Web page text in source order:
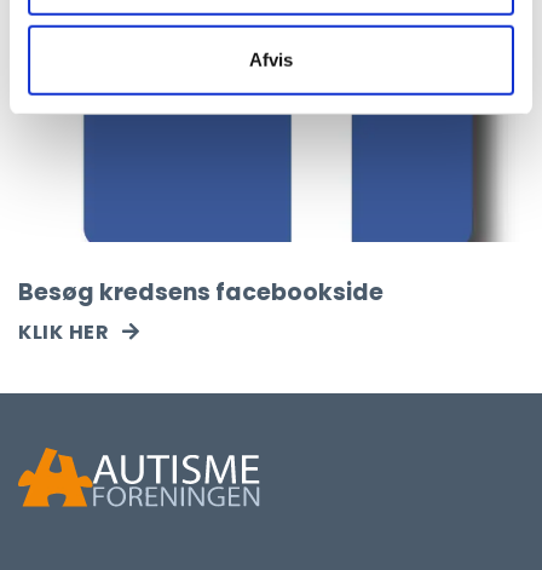
Afvis
Besøg kredsens facebookside
KLIK HER